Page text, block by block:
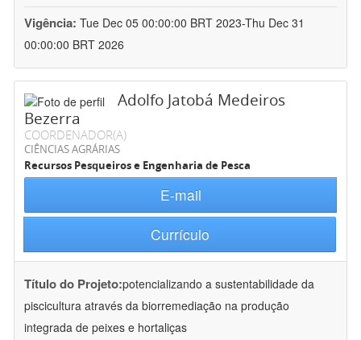
Vigência: Tue Dec 05 00:00:00 BRT 2023-Thu Dec 31
00:00:00 BRT 2026
Adolfo Jatobá Medeiros
Bezerra
COORDENADOR(A)
CIÊNCIAS AGRÁRIAS
Recursos Pesqueiros e Engenharia de Pesca
E-mail
Currículo
Título do Projeto:potencializando a sustentabilidade da
piscicultura através da biorremediação na produção
integrada de peixes e hortaliças